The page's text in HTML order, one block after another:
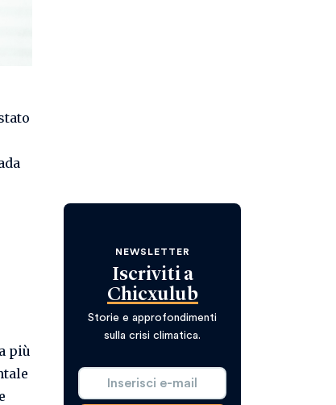
NEWSLETTER
Iscriviti a
Chicxulub
Storie e approfondimenti
sulla crisi climatica.
più